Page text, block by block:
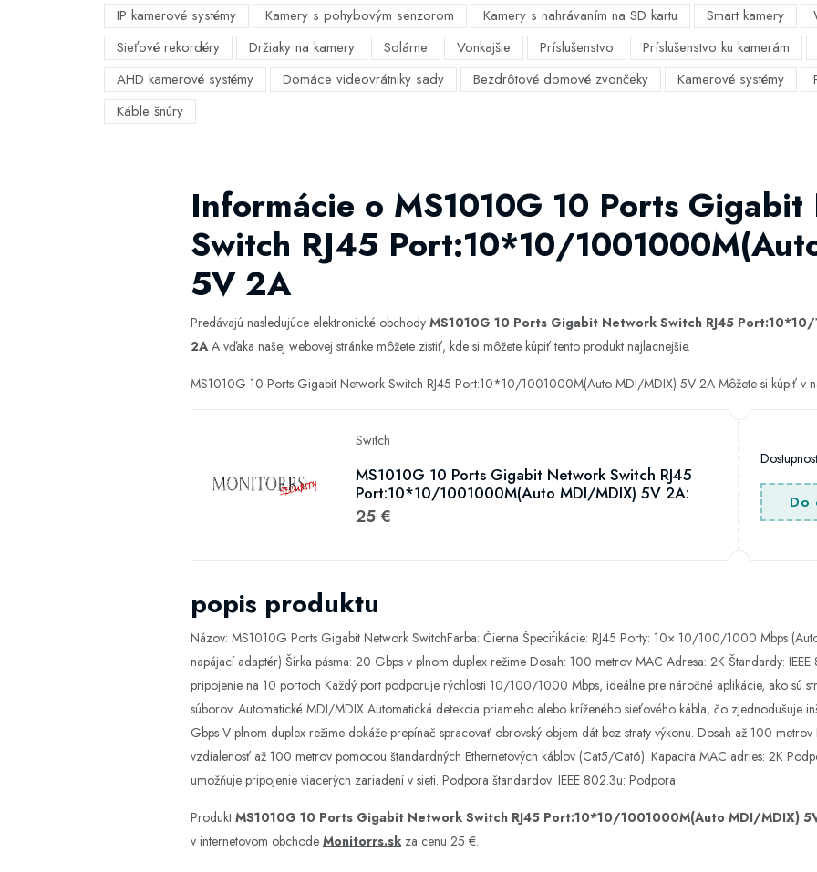
IP kamerové systémy Kamery s pohybovým senzorom Kamery s nahrávaním na SD kartu Smart kamery
Sieťové rekordéry
Držiaky na kamery Solárne Vonkajšie Príslušenstvo Príslušenstvo ku kamerám
AHD kamerové systémy
Domáce videovrátniky sady Bezdrôtové domové zvončeky Kamerové systémy
Káble šnúry
Informácie o MS1010G 10 Ports
Switch RJ45 Port:10*10/
5V 2A
Predávajú nasledujúce elektronické obchody MS1010G 10 Ports Gigabit Network Switch RJ45
2A A vďaka našej webovej stránke môžete zistiť, kde si môžete kúpiť tento produkt najlacnejšie.
MS1010G 10 Ports Gigabit Network Switch RJ45 Port:10*10/1001000M(Auto MDI/MDIX) 5V 2A Môžete si kúpiť v
Switch
MS1010G 10 Ports Gigabit Network Switch RJ45
Port:10*10/1001000M(Auto MDI/MDIX) 5V 2A:
25 €
Do
popis produktu
Názov: MS1010G Ports Gigabit Network SwitchFarba: Čierna Špecifikácie: RJ45 Porty: 10× 10/100/1000 Mbps
napájací adaptér) Šírka pásma: 20 Gbps v plnom duplex režime Dosah: 100 metrov MAC Adresa: 2K Štandardy:
pripojenie na 10 portoch Každý port podporuje rýchlosti 10/100/1000 Mbps, ideálne pre náročné aplikácie, ako sú
súborov. Automatické MDI/MDIX Automatická detekcia priameho alebo kríženého sieťového kábla, čo zjednodušuje
Gbps V plnom duplex režime dokáže prepínač spracovať obrovský objem dát bez straty výkonu. Dosah až 100
vzdialenosť až 100 metrov pomocou štandardných Ethernetových káblov (Cat5/Cat6). Kapacita MAC adries: 2K
umožňuje pripojenie viacerých zariadení v sieti. Podpora štandardov: IEEE 802.3u: Podpora
Produkt MS1010G 10 Ports Gigabit Network Switch RJ45 Port:10*10/1001000M(Auto MDI/MDIX)
v internetovom obchode Monitorrs.sk za cenu 25 €.